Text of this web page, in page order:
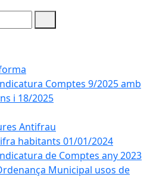
Comptes 9/2025 amb
i 18/2025
Antifrau
habitants 01/01/2024
de Comptes any 2023
Municipal usos de